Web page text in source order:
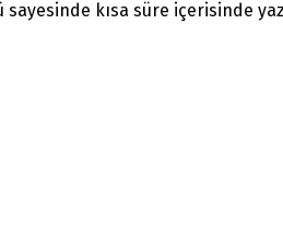
kısa süre içerisinde